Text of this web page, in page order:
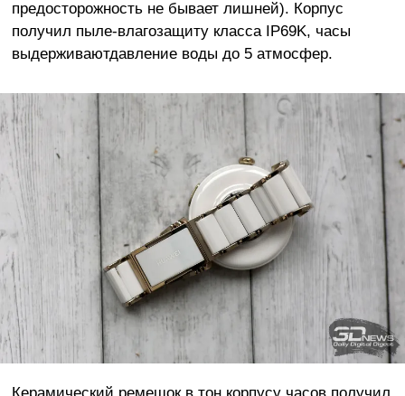
предосторожность не бывает лишней). Корпус
получил пыле-влагозащиту класса IP69K, часы
выдерживаютдавление воды до 5 атмосфер.
Керамический ремешок в тон корпусу часов получил